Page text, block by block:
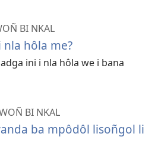
BI NKAL
nla hôla me?
ini i nla hôla we i bana
BI NKAL
ba mpôdôl lisoñgol li